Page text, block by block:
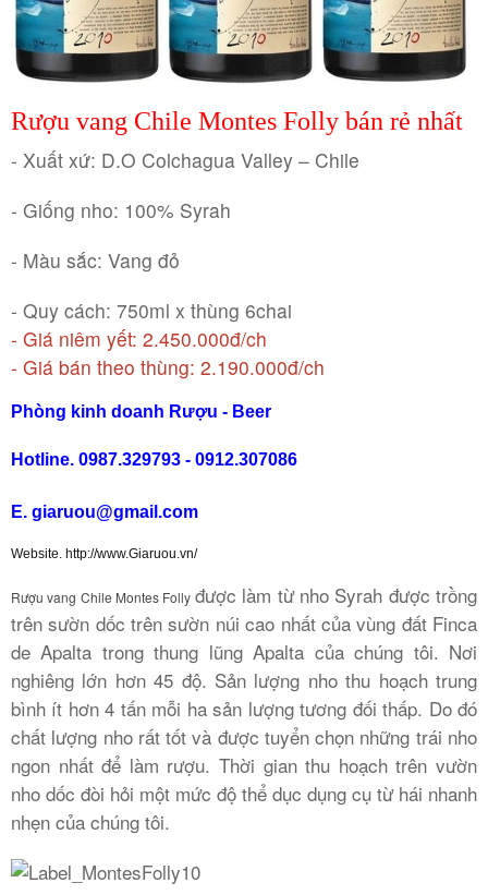
RƯỢU WHISKY
RƯỢU XO BRANDY
RƯỢU VODKA
BIA NGOẠI
TRỐNG RƯỢU
Rượu Vang Argentina
VANG CANADA ICEWINE
RƯỢU VANG NAM PHI
Rượu Vang BỒ ĐÀO NHA
RƯỢU VANG ROMANIA GIÁ CỰC RẺ
Rượu vang Chile Montes Folly bán rẻ nhất
- Xuất xứ: D.O Colchagua Valley – Chile
- Giống nho: 100% Syrah
- Màu sắc: Vang đỏ
- Quy cách: 750ml x thùng 6chai
- Giá niêm yết: 2.450.000đ/ch
- Giá bán theo thùng: 2.190.000đ/ch
Phòng kinh doanh Rượu - Beer
Hotline. 0987.329793 - 0912.307086
E. giaruou@gmail.com
Website. http://www.Giaruou.vn/
Rượu vang Chile Montes Folly được làm từ nho Syrah được trồng
trên sườn dốc trên sườn núi cao nhất của vùng đất Finca
de Apalta trong thung lũng Apalta của chúng tôi. Nơi
nghiêng lớn hơn 45 độ. Sản lượng nho thu hoạch trung
bình ít hơn 4 tấn mỗi ha sản lượng tương đối thấp. Do đó
chất lượng nho rất tốt và được tuyển chọn những trái nho
ngon nhất để làm rượu. Thời gian thu hoạch trên vườn
nho dốc đòi hỏi một mức độ thể dục dụng cụ từ hái nhanh
nhẹn của chúng tôi.